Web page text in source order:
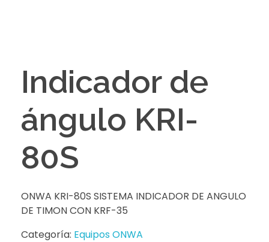
Indicador de
ángulo KRI-
80S
ONWA KRI-80S SISTEMA INDICADOR DE ANGULO
DE TIMON CON KRF-35
Categoría: Equipos ONWA